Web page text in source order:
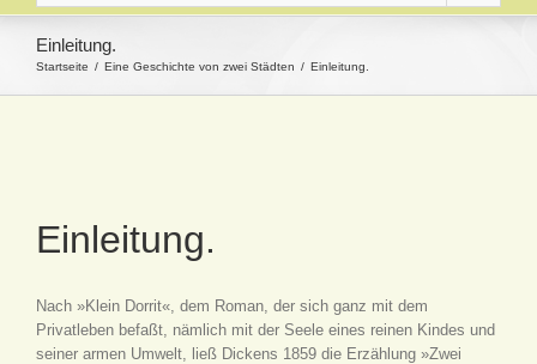
Einleitung.
Startseite Eine Geschichte von zwei Städten Einleitung.
Einleitung.
Nach »Klein Dorrit«, dem Roman, der sich ganz mit dem
Privatleben befaßt, nämlich mit der Seele eines reinen Kindes und
seiner armen Umwelt, ließ Dickens 1859 die Erzählung »Zwei